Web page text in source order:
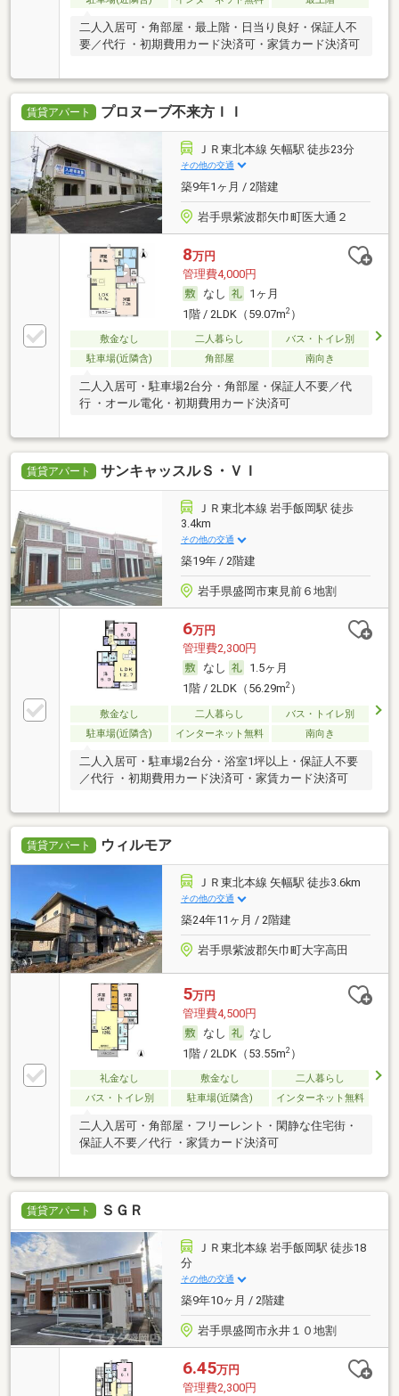
二人入居可・角部屋・最上階・日当り良好・保証人不
要／代行 ・初期費用カード決済可・家賃カード決済可
賃貸アパート プロヌーブ不来方ＩＩ
ＪＲ東北本線 矢幅駅 徒歩23分
その他の交通
築9年1ヶ月 / 2階建
岩手県紫波郡矢巾町医大通２
8万円
管理費4,000円
なし
1ヶ月
1階 / 2LDK（59.07m2）
敷金なし 二人暮らし
バス・トイレ別
駐車場(近隣含)
角部屋 南向き
二人入居可・駐車場2台分・角部屋・保証人不要／代
行 ・オール電化・初期費用カード決済可
賃貸アパート サンキャッスルＳ・ＶＩ
ＪＲ東北本線 岩手飯岡駅 徒歩
3.4km
その他の交通
築19年 / 2階建
岩手県盛岡市東見前６地割
6万円
管理費2,300円
なし
1.5ヶ月
1階 / 2LDK（56.29m2）
敷金なし 二人暮らし
バス・トイレ別
駐車場(近隣含)
インターネット無料 南向き
二人入居可・駐車場2台分・浴室1坪以上・保証人不要
／代行 ・初期費用カード決済可・家賃カード決済可
賃貸アパート ウィルモア
ＪＲ東北本線 矢幅駅 徒歩3.6km
その他の交通
築24年11ヶ月 / 2階建
岩手県紫波郡矢巾町大字高田
5万円
管理費4,500円
なし
なし
1階 / 2LDK（53.55m2）
礼金なし 敷金なし
二人暮らし
バス・トイレ別
駐車場(近隣含) インターネット無料
二人入居可・角部屋・フリーレント・閑静な住宅街・
保証人不要／代行 ・家賃カード決済可
賃貸アパート ＳＧＲ
ＪＲ東北本線 岩手飯岡駅 徒歩18
分
その他の交通
築9年10ヶ月 / 2階建
岩手県盛岡市永井１０地割
6.45万円
管理費2,300円